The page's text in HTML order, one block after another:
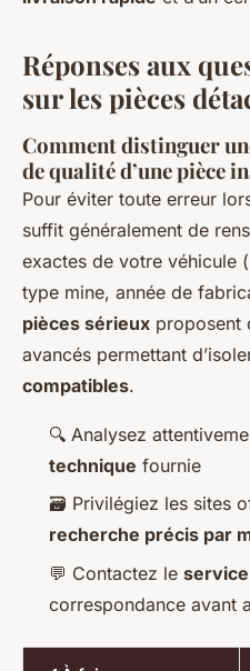
Réponses aux
sur les pièces
Comment distinguer
de qualité d’une pièce
Pour éviter toute erreur
suffit généralement de
exactes de votre véhicule
type mine, année de
pièces sérieux proposent
avancés permettant
compatibles.
🔍 Analysez
technique fournie
🗃️ Privilégiez les sites
recherche précis par
💬 Contactez le
correspondance avant